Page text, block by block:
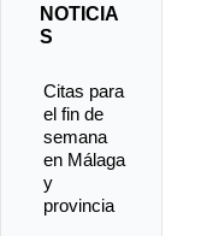
NOTICIA
S
Citas para
el fin de
semana
en Málaga
y
provincia